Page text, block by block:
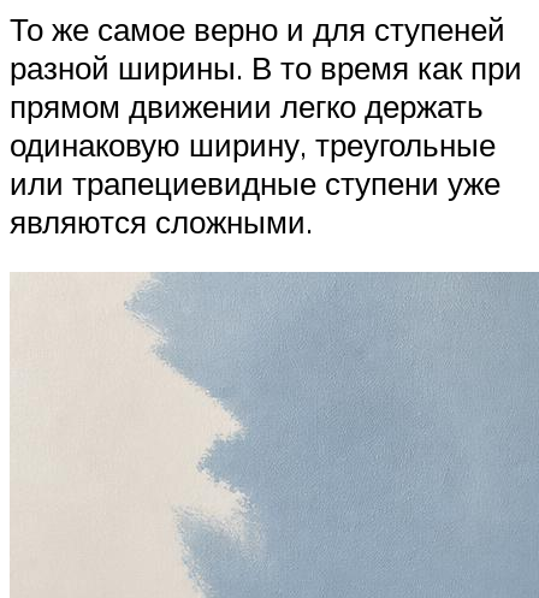
То же самое верно и для ступеней
разной ширины. В то время как при
прямом движении легко держать
одинаковую ширину, треугольные
или трапециевидные ступени уже
являются сложными.